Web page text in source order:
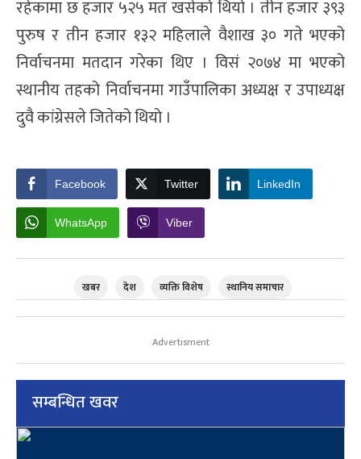
रहेकामा छ हजार ५२५ मत खसेको थियो । तीन हजार ३९३
पुरुष र तीन हजार १३२ महिलाले वैशाख ३० गते भएको
निर्वाचनमा मतदान गरेका थिए । विसं २०७४ मा भएको
स्थानीय तहको निर्वाचनमा गाउँपालिका अध्यक्ष र उपाध्यक्ष
दुवै कांग्रेसले जितेको थियो ।
Facebook Twitter LinkedIn
WhatsApp Viber
खबर देश व्यक्ति विशेष स्थानिय समाचार
Advertisment
सम्बन्धित खवर